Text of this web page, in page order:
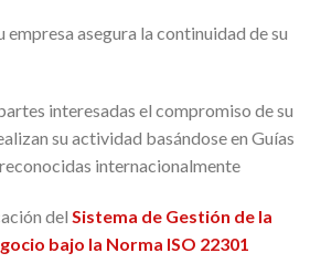
asegura la continuidad de su
interesadas el compromiso de su
su actividad basándose en Guías
internacionalmente
del Sistema de Gestión de la
bajo la Norma ISO 22301